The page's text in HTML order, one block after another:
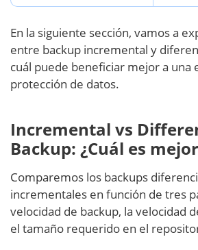
En la siguiente sección, vamos a
entre backup incremental y
cuál puede beneficiar mejor a una
protección de datos.
Incremental vs
Backup: ¿Cuál es
Comparemos los backups
incrementales en función de tres
velocidad de backup, la velocidad
el tamaño requerido en el